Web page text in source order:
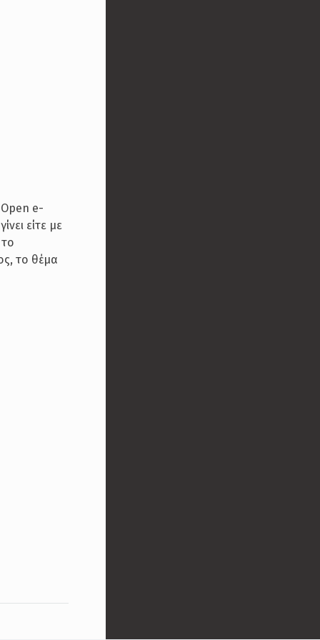
e-
είτε με
το θέμα